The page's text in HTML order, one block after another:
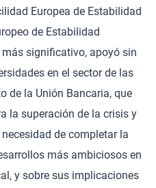
Europea de Estabilidad
de Estabilidad
significativo, apoyó sin
en el sector de las
de la Unión Bancaria, que
la superación de la crisis y
de completar la
más ambiciosos en
y sobre sus implicaciones